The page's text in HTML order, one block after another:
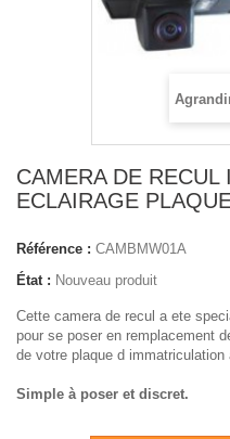
CAMERA DE RECUL
ECLAIRAGE
Référence : CAMBMW01A
État : Nouveau produit
Cette camera de recul a ete
pour se poser en remplacement
de votre plaque d immatriculation
Simple à poser et discret.